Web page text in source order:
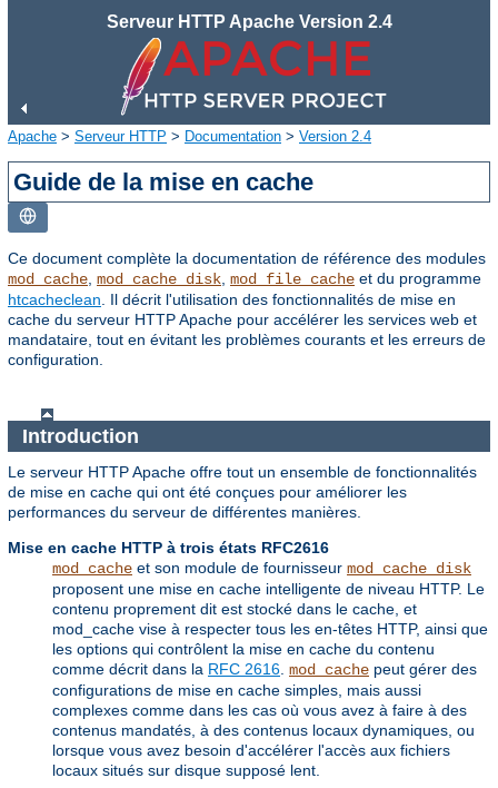
Serveur HTTP Apache Version 2.4
Apache > Serveur HTTP > Documentation > Version 2.4
Guide de la mise en cache
Ce document complète la documentation de référence des modules
mod_cache mod_cache_disk mod_file_cache et du programme
htcacheclean . Il décrit l'utilisation des fonctionnalités de mise en
cache du serveur HTTP Apache pour accélérer les services web et
mandataire, tout en évitant les problèmes courants et les erreurs de
configuration.
Introduction
Le serveur HTTP Apache offre tout un ensemble de fonctionnalités
de mise en cache qui ont été conçues pour améliorer les
performances du serveur de différentes manières.
Mise en cache HTTP à trois états RFC2616
mod_cache et son module de fournisseur mod_cache_disk
proposent une mise en cache intelligente de niveau HTTP. Le
contenu proprement dit est stocké dans le cache, et
mod_cache vise à respecter tous les en-têtes HTTP, ainsi que
les options qui contrôlent la mise en cache du contenu
comme décrit dans la RFC 2616 mod_cache peut gérer des
configurations de mise en cache simples, mais aussi
complexes comme dans les cas où vous avez à faire à des
contenus mandatés, à des contenus locaux dynamiques, ou
lorsque vous avez besoin d'accélérer l'accès aux fichiers
locaux situés sur disque supposé lent.